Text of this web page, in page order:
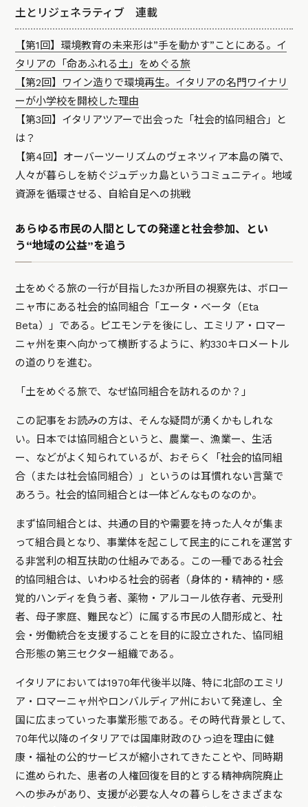
土とリジェネラティブ 連載
【第1回】環境教育の未来形は”手を動かす”ことにある。イ
タリアの「命あふれる土」をめぐる旅
【第2回】ワイン造りで環境再生。イタリアの名門ワイナリ
ーが小学校を開校した理由
【第3回】イタリアツアーで出会った「社会的協同組合」と
は？
【第4回】オーバーツーリズムのヴェネツィア本島の隣で、
人々が暮らしを紡ぐジュデッカ島というコミュニティ。地域
資源を循環させる、自給自足への挑戦
あらゆる市民の人間としての発達と社会参加、とい
う“地域の公益”を追う
土をめぐる旅の一行が目指した3か所目の視察先は、ボロー
ニャ市にある社会的協同組合「エータ・ベータ（Eta
Beta）」である。ピエモンテを後にし、エミリア・ロマー
ニャ州を東へ向かって横断するように、約330キロメートル
の道のりを進む。
「土をめぐる旅で、なぜ協同組合を訪れるのか？」
この記事をお読みの方は、そんな疑問が湧くかもしれな
い。日本では協同組合というと、農業ー、漁業ー、生活
ー、などがよく知られているが、おそらく「社会的協同組
合（または社会協同組合）」というのは耳慣れない言葉で
あろう。社会的協同組合とは一体どんなものなのか。
まず協同組合とは、共通の目的や需要を持った人々が集ま
って組合員となり、事業体を起こして民主的にこれを運営す
る非営利の相互扶助の仕組みである。この一種である社会
的協同組合は、いわゆる社会的弱者（身体的・精神的・感
覚的ハンディを負う者、薬物・アルコール依存者、元受刑
者、母子家庭、難民など）に属する市民の人間形成と、社
会・労働統合を支援することを目的に設立された、協同組
合形態の第三セクター組織である。
イタリアにおいては1970年代後半以降、特に北部のエミリ
ア・ロマーニャ州やロンバルディア州において発達し、全
国に広まっていった事業形態である。その時代背景として、
70年代以降のイタリアでは国庫財政のひっ迫を理由に健
康・福祉の公的サービスが縮小されてきたことや、同時期
に進められた、患者の人権回復を目的とする精神病院廃止
への歩みがあり、支援が必要な人々の暮らしをさまざまな